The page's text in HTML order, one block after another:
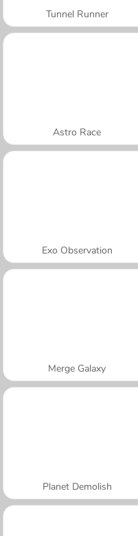
Tunnel Runner
Astro Race
Exo Observation
Merge Galaxy
Planet Demolish